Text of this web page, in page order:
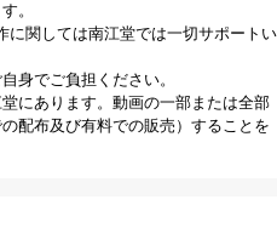
。
に関しては南江堂では一切サポートい
身でご負担ください。
にあります。動画の一部または全部
配布及び有料での販売）することを